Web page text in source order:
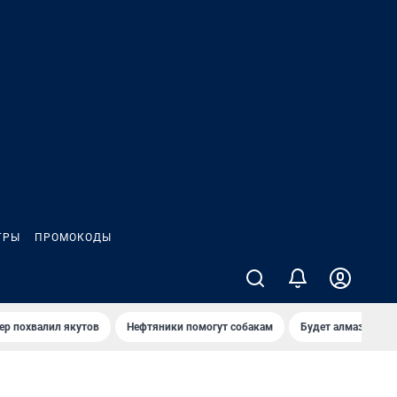
ПРОМОКОДЫ
похвалил якутов Нефтяники помогут собакам Будет алмазный